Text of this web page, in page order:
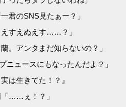
君のSNS見たぁー？」
すえぬえす……？」
アンタまだ知らないの？」
ニュースにもなったんだよ？」
は生きてた！？』
……ぇ！？」